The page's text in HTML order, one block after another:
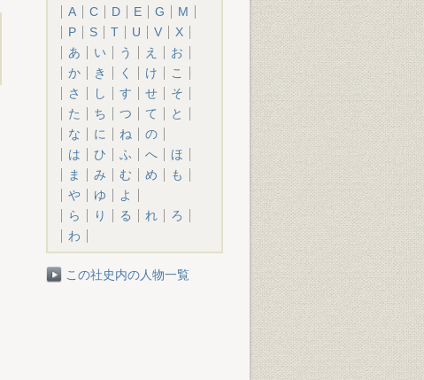
A C D E G
M
P
S T U V
X
あ
い う え
お
か
き く け
こ
さ
し す せ
そ
た
ち つ て
と
な
に ね
の
は
ひ ふ へ
ほ
ま
み む め
も
や
ゆ
よ
ら
り る れ
ろ
わ
この社史内の人物一覧